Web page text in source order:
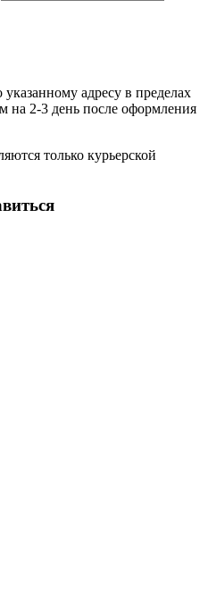
адресу в пределах
на 2-3 день после оформления
только курьерской